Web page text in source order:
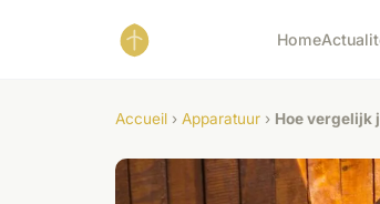
Home
Accueil › Apparatuur › Hoe vergelijk